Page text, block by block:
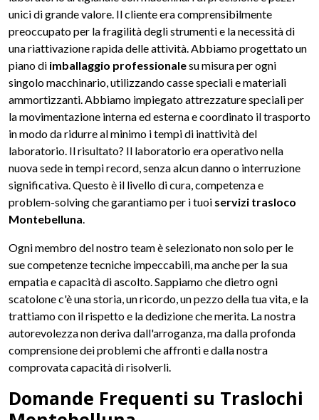
unici di grande valore. Il cliente era comprensibilmente
preoccupato per la fragilità degli strumenti e la necessità di
una riattivazione rapida delle attività. Abbiamo progettato un
piano di imballaggio professionalesu misura per ogni
singolo macchinario, utilizzando casse speciali e materiali
ammortizzanti. Abbiamo impiegato attrezzature speciali per
la movimentazione interna ed esterna e coordinato il trasporto
in modo da ridurre al minimo i tempi di inattività del
laboratorio. Il risultato? Il laboratorio era operativo nella
nuova sede in tempi record, senza alcun danno o interruzione
significativa. Questo è il livello di cura, competenza e
problem-solving che garantiamo per i tuoi servizi trasloco
Montebelluna.
Ogni membro del nostro team è selezionato non solo per le
sue competenze tecniche impeccabili, ma anche per la sua
empatia e capacità di ascolto. Sappiamo che dietro ogni
scatolone c'è una storia, un ricordo, un pezzo della tua vita, e la
trattiamo con il rispetto e la dedizione che merita. La nostra
autorevolezza non deriva dall'arroganza, ma dalla profonda
comprensione dei problemi che affronti e dalla nostra
comprovata capacità di risolverli.
Domande Frequenti su Traslochi